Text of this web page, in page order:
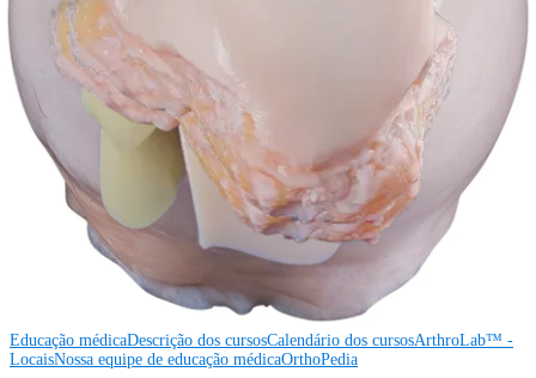
Ombro Joelho Cotovelo
tornozelo Quadril Ortobiológicos Coluna vertebral
Producto
OmbroJoelho Mão e punho
Pé e
tornozeloQuadril OrtobiológicosCirurgia cardiotorácicaColuna
vertebralImagem e ressecção
Educação médicaDescrição dos cursosCalendário dos cursosArthroLab™ -
LocaisNossa equipe de educação médicaOrthoPedia